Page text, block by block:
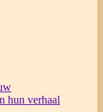
hun verhaal